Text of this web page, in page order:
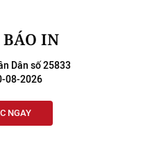
IN
Dân số 25833
08-2026
NGAY